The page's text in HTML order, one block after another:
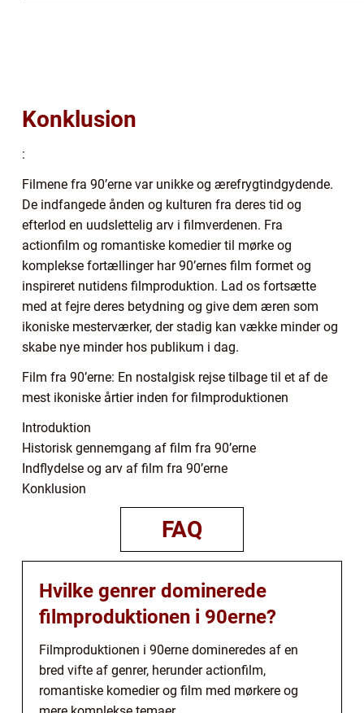
Konklusion
:
Filmene fra 90’erne var unikke og ærefrygtindgydende.
De indfangede ånden og kulturen fra deres tid og
efterlod en uudslettelig arv i filmverdenen. Fra
actionfilm og romantiske komedier til mørke og
komplekse fortællinger har 90’ernes film formet og
inspireret nutidens filmproduktion. Lad os fortsætte
med at fejre deres betydning og give dem æren som
ikoniske mesterværker, der stadig kan vække minder og
skabe nye minder hos publikum i dag.
Film fra 90’erne: En nostalgisk rejse tilbage til et af de
mest ikoniske årtier inden for filmproduktionen
Introduktion
Historisk gennemgang af film fra 90’erne
Indflydelse og arv af film fra 90’erne
Konklusion
FAQ
Hvilke genrer dominerede
filmproduktionen i 90erne?
Filmproduktionen i 90erne domineredes af en
bred vifte af genrer, herunder actionfilm,
romantiske komedier og film med mørkere og